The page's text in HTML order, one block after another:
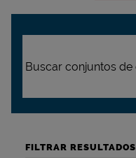
FILTRAR RESULTADOS